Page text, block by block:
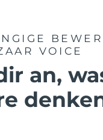
VOICE
an,